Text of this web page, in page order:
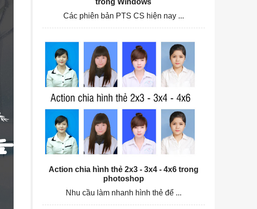
trong Windows
Các phiên bản PTS CS hiện nay ...
Action chia hình thẻ 2x3 - 3x4 - 4x6 trong
photoshop
Nhu cầu làm nhanh hình thẻ để ...